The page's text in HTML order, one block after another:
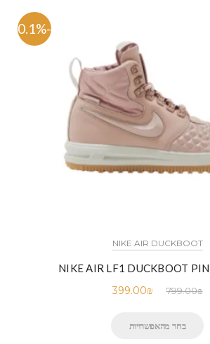
-50.1%
NIKE AIR DUCKBOOT
799.00₪
399.00₪
בחר מהאפשרויות